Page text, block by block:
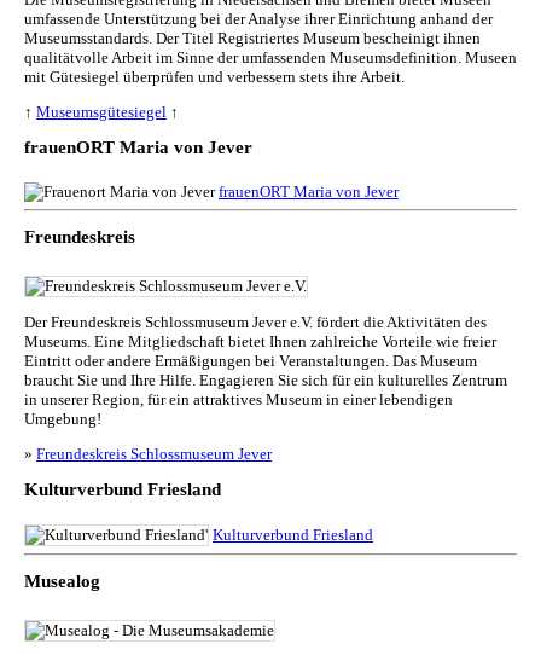
umfassende Unterstützung bei der Analyse ihrer Einrichtung anhand der
Museumsstandards. Der Titel Registriertes Museum bescheinigt ihnen
qualitätvolle Arbeit im Sinne der umfassenden Museumsdefinition. Museen
mit Gütesiegel überprüfen und verbessern stets ihre Arbeit.
↑ Museumsgütesiegel ↑
frauenORT Maria von Jever
frauenORT Maria von Jever
Freundeskreis
Der Freundeskreis Schlossmuseum Jever e.V. fördert die Aktivitäten des
Museums. Eine Mitgliedschaft bietet Ihnen zahlreiche Vorteile wie freier
Eintritt oder andere Ermäßigungen bei Veranstaltungen. Das Museum
braucht Sie und Ihre Hilfe. Engagieren Sie sich für ein kulturelles Zentrum
in unserer Region, für ein attraktives Museum in einer lebendigen
Umgebung!
» Freundeskreis Schlossmuseum Jever
Kulturverbund Friesland
Kulturverbund Friesland
Musealog